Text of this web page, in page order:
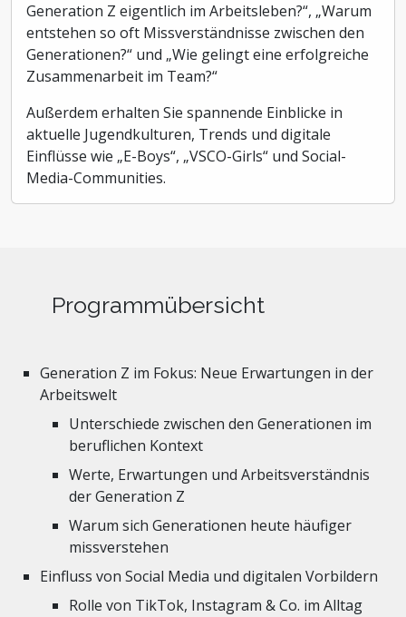
Generation Z eigentlich im Arbeitsleben?“, „Warum
entstehen so oft Missverständnisse zwischen den
Generationen?“ und „Wie gelingt eine erfolgreiche
Zusammenarbeit im Team?“
Außerdem erhalten Sie spannende Einblicke in
aktuelle Jugendkulturen, Trends und digitale
Einflüsse wie „E-Boys“, „VSCO-Girls“ und Social-
Media-Communities.
Programmübersicht
Generation Z im Fokus: Neue Erwartungen in der
Arbeitswelt
Unterschiede zwischen den Generationen im
beruflichen Kontext
Werte, Erwartungen und Arbeitsverständnis
der Generation Z
Warum sich Generationen heute häufiger
missverstehen
Einfluss von Social Media und digitalen Vorbildern
Rolle von TikTok, Instagram & Co. im Alltag